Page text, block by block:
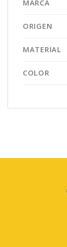
MARCA
ORIGEN
MATERIAL
COLOR